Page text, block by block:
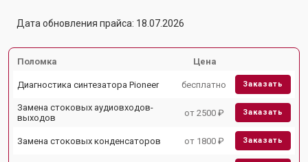
Дата обновления прайса: 18.07.2026
Поломка Цена
Диагностика синтезатора Pioneer бесплатно Заказать
Замена стоковых аудиовходов-
выходов
от 2500 ₽ Заказать
Замена стоковых конденсаторов от 1800 ₽ Заказать